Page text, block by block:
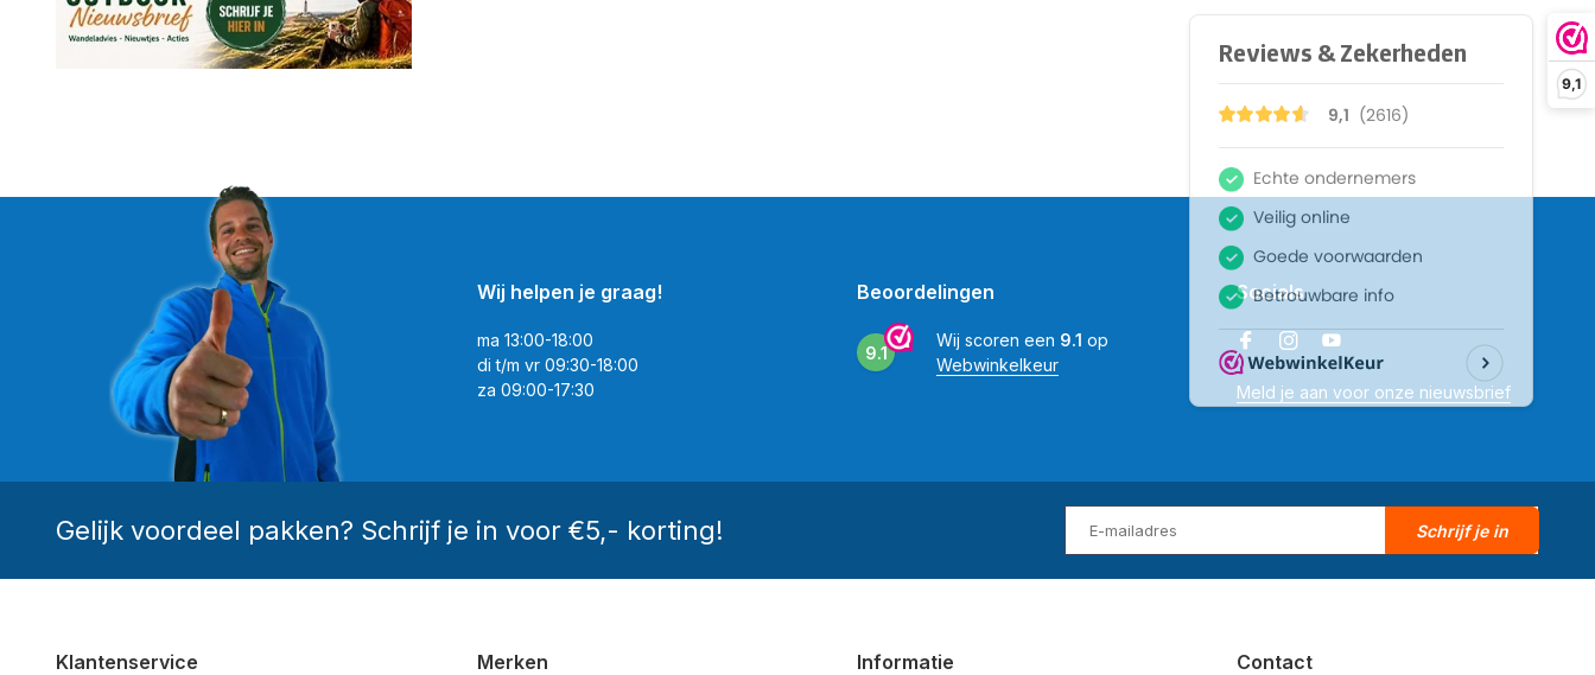
9,1
Wij helpen je graag!
ma 13:00-18:00
di t/m vr 09:30-18:00
za 09:00-17:30
Beoordelingen
9.1
Wij scoren een 9.1 op
Webwinkelkeur
Socials
Meld je aan voor onze nieuwsbrief
Gelijk voordeel pakken? Schrijf je in voor €5,- korting! Schrijf je in
Klantenservice Merken Informatie Contact